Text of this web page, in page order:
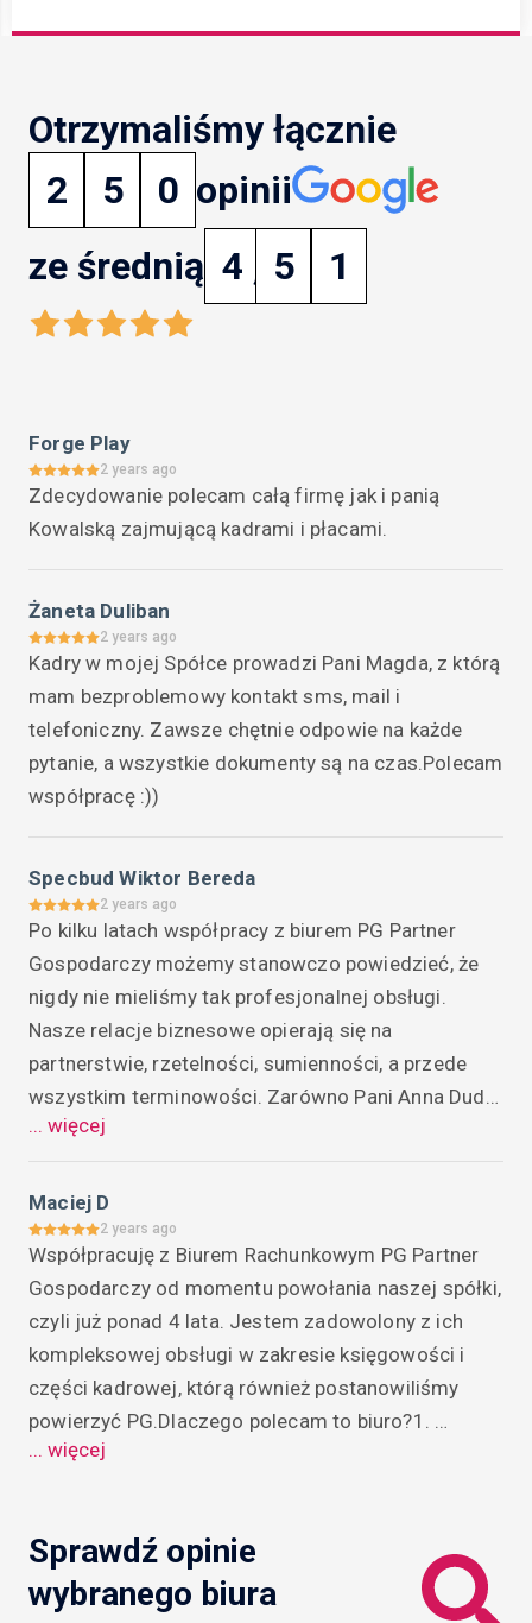
Otrzymaliśmy łącznie
2
5 0 opinii
ze średnią 4 5 1
Forge Play
2 years ago
Zdecydowanie polecam całą firmę jak i panią
Kowalską zajmującą kadrami i płacami.
Żaneta Duliban
2 years ago
Kadry w mojej Spółce prowadzi Pani Magda, z którą
mam bezproblemowy kontakt sms, mail i
telefoniczny. Zawsze chętnie odpowie na każde
pytanie, a wszystkie dokumenty są na czas.Polecam
współpracę :))
Specbud Wiktor Bereda
2 years ago
Po kilku latach współpracy z biurem PG Partner
Gospodarczy możemy stanowczo powiedzieć, że
nigdy nie mieliśmy tak profesjonalnej obsługi.
Nasze relacje biznesowe opierają się na
partnerstwie, rzetelności, sumienności, a przede
wszystkim terminowości. Zarówno Pani Anna Duda,
jak również Pani Ewa Cesarz cechują się
zdarzyło się abyśmy oczekiwali dłużej na
jakąkolwiek odpowiedź ze strony biura- wszelkie
sprawy omawiane są na bieżąco.
... więcej
Maciej D
2 years ago
Współpracuję z Biurem Rachunkowym PG Partner
Gospodarczy od momentu powołania naszej spółki,
czyli już ponad 4 lata. Jestem zadowolony z ich
kompleksowej obsługi w zakresie księgowości i
części kadrowej, którą również postanowiliśmy
powierzyć PG.Dlaczego polecam to biuro?1.
Profesjonalizm i rzetelność: Księgi handlowe spółki
pewność, że nasze finanse są w dobrych rękach).2.
Przyjazna atmosfera: współpraca z Biurem
... więcej
Sprawdź opinie
wybranego biura